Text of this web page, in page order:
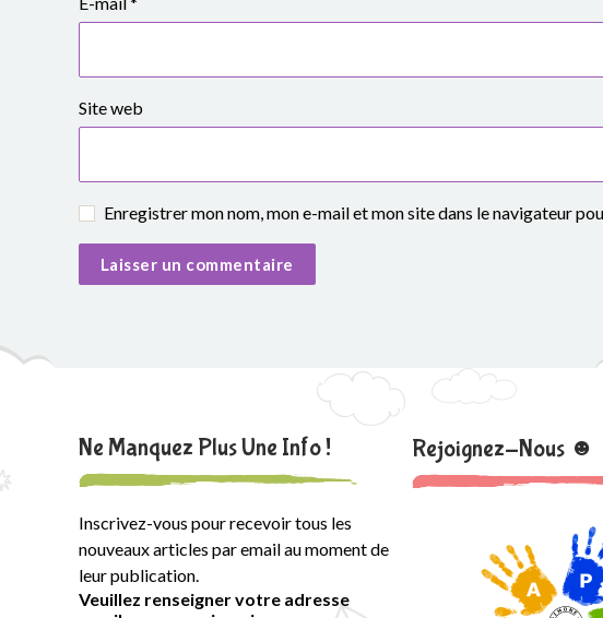
e
i
l
Site web
Enregistrer mon nom, mon e-mail et mon site dans le navigateur
Ne Manquez Plus Une Info !
Inscrivez-vous pour recevoir tous les
nouveaux articles par email au moment de
leur publication.
Veuillez renseigner votre adresse
Rejoignez-Nous ☻